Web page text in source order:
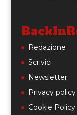
Redazione
Scrivici
Newsletter
Privacy policy
Cookie Policy